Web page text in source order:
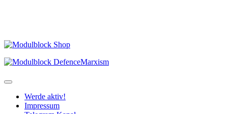
Werde aktiv!
Impressum